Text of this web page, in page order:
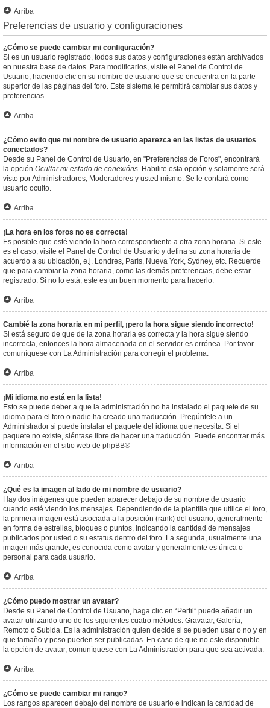
Arriba
Preferencias de usuario y configuraciones
¿Cómo se puede cambiar mi configuración?
Si es un usuario registrado, todos sus datos y configuraciones están archivados
en nuestra base de datos. Para modificarlos, visite el Panel de Control de
Usuario; haciendo clic en su nombre de usuario que se encuentra en la parte
superior de las páginas del foro. Este sistema le permitirá cambiar sus datos y
preferencias.
Arriba
¿Cómo evito que mi nombre de usuario aparezca en las listas de usuarios
conectados?
Desde su Panel de Control de Usuario, en "Preferencias de Foros", encontrará
la opción Ocultar mi estado de conexións. Habilite esta opción y solamente será
visto por Administradores, Moderadores y usted mismo. Se le contará como
usuario oculto.
Arriba
¡La hora en los foros no es correcta!
Es posible que esté viendo la hora correspondiente a otra zona horaria. Si este
es el caso, visite el Panel de Control de Usuario y defina su zona horaria de
acuerdo a su ubicación, e.j. Londres, París, Nueva York, Sydney, etc. Recuerde
que para cambiar la zona horaria, como las demás preferencias, debe estar
registrado. Si no lo está, este es un buen momento para hacerlo.
Arriba
Cambié la zona horaria en mi perfil, ¡pero la hora sigue siendo incorrecto!
Si está seguro de que de la zona horaria es correcta y la hora sigue siendo
incorrecta, entonces la hora almacenada en el servidor es errónea. Por favor
comuníquese con La Administración para corregir el problema.
Arriba
¡Mi idioma no está en la lista!
Esto se puede deber a que la administración no ha instalado el paquete de su
idioma para el foro o nadie ha creado una traducción. Pregúntele a un
Administrador si puede instalar el paquete del idioma que necesita. Si el
paquete no existe, siéntase libre de hacer una traducción. Puede encontrar más
información en el sitio web de phpBB®
Arriba
¿Qué es la imagen al lado de mi nombre de usuario?
Hay dos imágenes que pueden aparecer debajo de su nombre de usuario
cuando esté viendo los mensajes. Dependiendo de la plantilla que utilice el foro,
la primera imagen está asociada a la posición (rank) del usuario, generalmente
en forma de estrellas, bloques o puntos, indicando la cantidad de mensajes
publicados por usted o su estatus dentro del foro. La segunda, usualmente una
imagen más grande, es conocida como avatar y generalmente es única o
personal para cada usuario.
Arriba
¿Cómo puedo mostrar un avatar?
Desde su Panel de Control de Usuario, haga clic en “Perfil” puede añadir un
avatar utilizando uno de los siguientes cuatro métodos: Gravatar, Galería,
Remoto o Subida. Es la administración quien decide si se pueden usar o no y en
que tamaño y peso pueden ser publicadas. En caso de que no este disponible
la opción de avatar, comuníquese con La Administración para que sea activada.
Arriba
¿Cómo se puede cambiar mi rango?
Los rangos aparecen debajo del nombre de usuario e indican la cantidad de